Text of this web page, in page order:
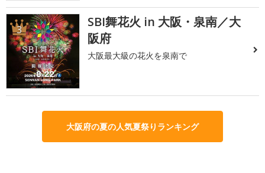
3
SBI舞花火 in 大阪・泉南／大
阪府
大阪最大級の花火を泉南で
大阪府の夏の人気夏祭りランキング